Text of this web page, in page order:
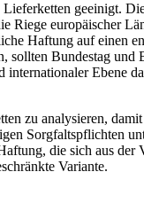
geeinigt.
Riege europäischer
Haftung auf einen
Bundestag und
Ebene
zu analysieren,
Sorgfaltspflichten
die sich aus der
Variante.